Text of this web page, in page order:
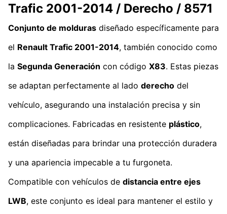
Trafic 2001-2014 / Derecho / 8571
Conjunto de molduras diseñado específicamente para
el Renault Trafic 2001-2014, también conocido como
la Segunda Generación con código X83. Estas piezas
se adaptan perfectamente al lado derecho del
vehículo, asegurando una instalación precisa y sin
complicaciones. Fabricadas en resistente plástico,
están diseñadas para brindar una protección duradera
y una apariencia impecable a tu furgoneta.
Compatible con vehículos de distancia entre ejes
LWB, este conjunto es ideal para mantener el estilo y